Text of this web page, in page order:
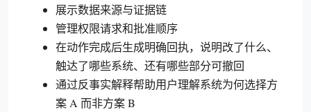
展示数据来源与证据链
管理权限请求和批准顺序
在动作完成后生成明确回执，说明改了什么、
触达了哪些系统、还有哪些部分可撤回
通过反事实解释帮助用户理解系统为何选择方
案 A 而非方案 B